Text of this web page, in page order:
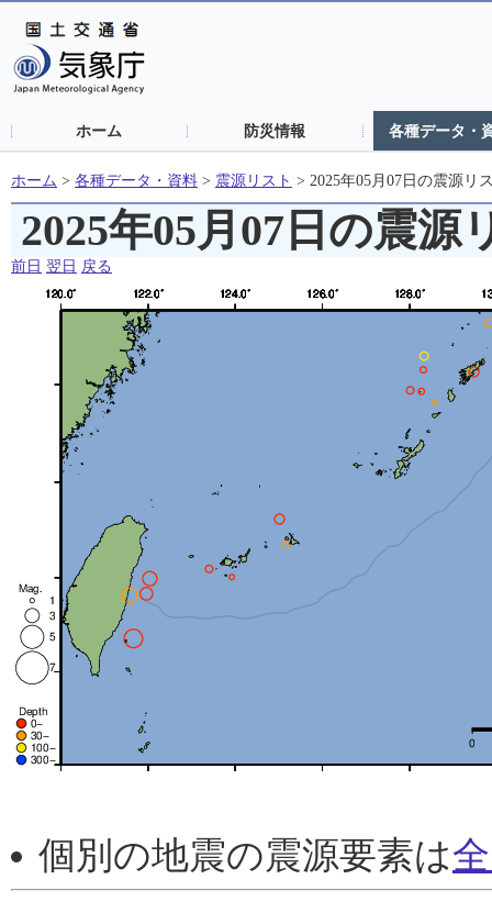
ホーム 防災情報 各種データ・
ホーム > 各種データ・資料 > 震源リスト > 2025年05月07日の震源リ
2025年05月07日の震源
前日 翌日 戻る
個別の地震の震源要素は